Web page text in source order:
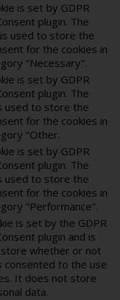
is set by GDPR
plugin. The
used to store the
for the cookies in
"Necessary".
is set by GDPR
plugin. The
used to store the
for the cookies in
"Other.
is set by GDPR
plugin. The
used to store the
for the cookies in
"Performance".
is set by the GDPR
plugin and is
whether or not
consented to the use
It does not store
data.